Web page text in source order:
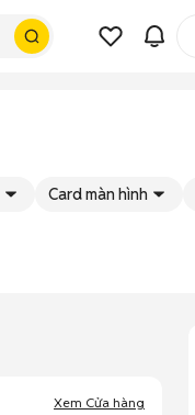
Card màn hình
Xem Cửa hàng